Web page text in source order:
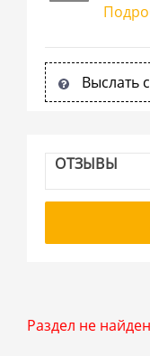
Выслать
ОТЗЫВЫ
Раздел не найден